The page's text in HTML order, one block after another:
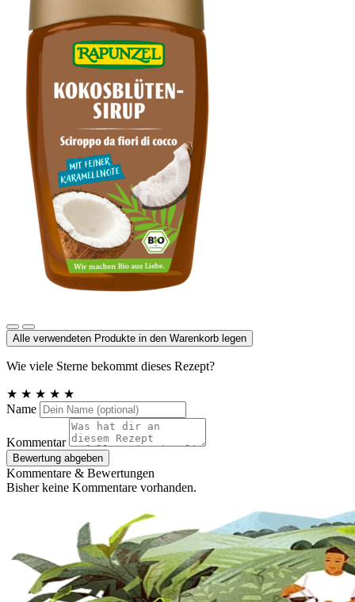
Alle verwendeten Produkte in den Warenkorb legen
Wie viele Sterne bekommt dieses Rezept?
★ ★ ★ ★ ★
Name
Kommentar
Bewertung abgeben
Kommentare & Bewertungen
Bisher keine Kommentare vorhanden.